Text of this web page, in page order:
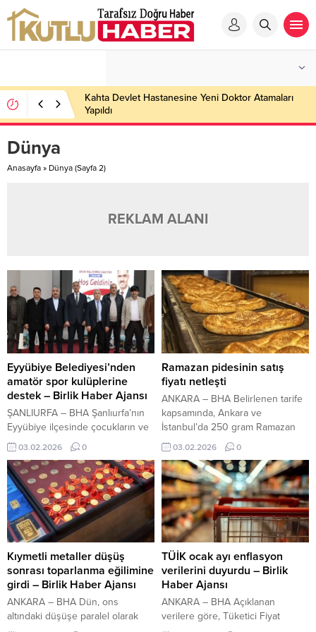
Kahta Devlet Hastanesine Yeni Doktor Atamaları
Yapıldı
Dünya
Anasayfa » Dünya (Sayfa 2)
REKLAM ALANI
Eyyübiye Belediyesi’nden
amatör spor kulüplerine
destek – Birlik Haber Ajansı
ŞANLIURFA – BHA Şanlıurfa’nın
Eyyübiye ilçesinde çocukların ve
gençlerin eğitim ve spor hayatına
sağladığı desteklerle dikkat çeken
Eyyübiye Belediyesi, ilçede
faaliyetlerine devam eden 34
amatör spor kulübü sporcularına
alt-üst eşofman takımı, yağmurluk
ve futbol topundan oluşan
malzeme desteğinde bulundu.
Şanlıurfa’da doğalgazdan
zehirlenen 13 kişi hastaneye
kaldırıldı İçeriği Görüntüle Spor
malzemelerinin...
03.02.2026 0
Ramazan pidesinin satış
fiyatı netleşti
ANKARA – BHA Belirlenen tarife
kapsamında, Ankara ve
İstanbul’da 250 gram Ramazan
pidesi 25 liradan satışa
sunulacak.
03.02.2026 0
Kıymetli metaller düşüş
sonrası toparlanma eğilimine
girdi – Birlik Haber Ajansı
ANKARA – BHA Dün, ons
altındaki düşüşe paralel olarak
TÜİK ocak ayı enflasyon
verilerini duyurdu – Birlik
Haber Ajansı
ANKARA – BHA Açıklanan
verilere göre, Tüketici Fiyat